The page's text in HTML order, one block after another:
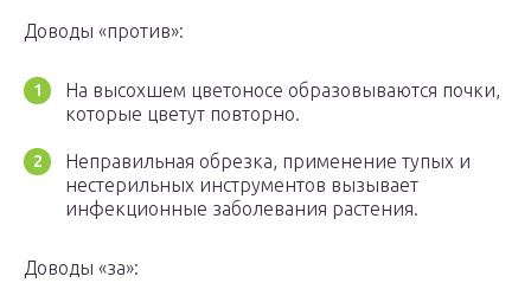
Доводы «против»:
На высохшем цветоносе образовываются почки,
которые цветут повторно.
Неправильная обрезка, применение тупых и
нестерильных инструментов вызывает
инфекционные заболевания растения.
Доводы «за»: